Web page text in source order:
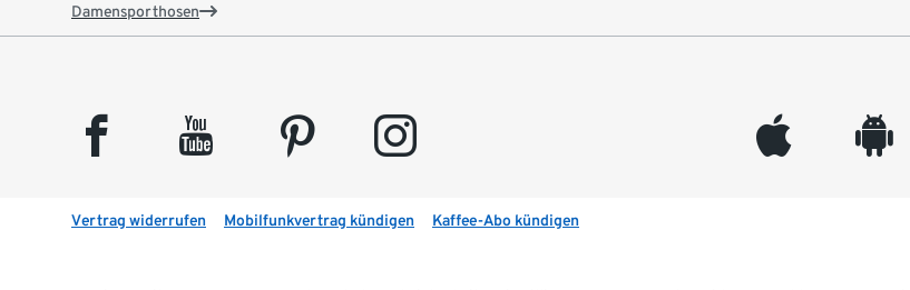
Damensporthosen
facebook youtube pinterest instagram appleinc android
Vertrag widerrufen Mobilfunkvertrag kündigen Kaffee-Abo kündigen